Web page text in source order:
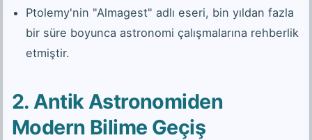
Ptolemy'nin "Almagest" adlı eseri, bin yıldan fazla
bir süre boyunca astronomi çalışmalarına rehberlik
etmiştir.
2. Antik Astronomiden
Modern Bilime Geçiş